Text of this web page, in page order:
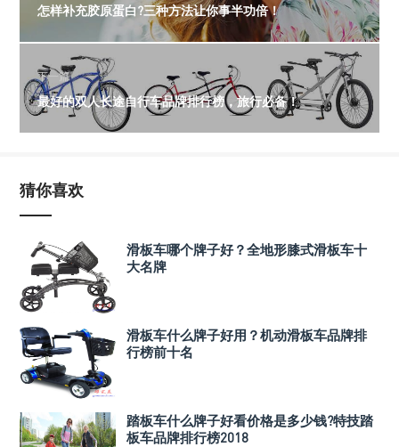
怎样补充胶原蛋白?三种方法让你事半功倍！
下一篇
最好的双人长途自行车品牌排行榜，旅行必备！
猜你喜欢
滑板车哪个牌子好？全地形膝式滑板车十
大名牌
滑板车什么牌子好用？机动滑板车品牌排
行榜前十名
踏板车什么牌子好看价格是多少钱?特技踏
板车品牌排行榜2018